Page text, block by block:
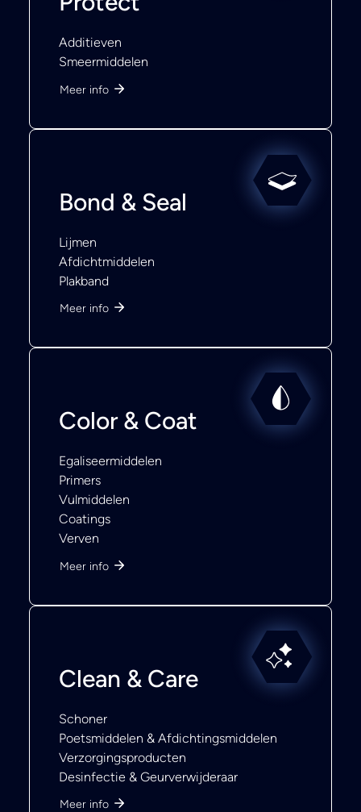
Additieven
Smeermiddelen
Meer info
Bond & Seal
Lijmen
Afdichtmiddelen
Plakband
Meer info
Color & Coat
Egaliseermiddelen
Primers
Vulmiddelen
Coatings
Verven
Meer info
Clean & Care
Schoner
Poetsmiddelen & Afdichtingsmiddelen
Verzorgingsproducten
Desinfectie & Geurverwijderaar
Meer info